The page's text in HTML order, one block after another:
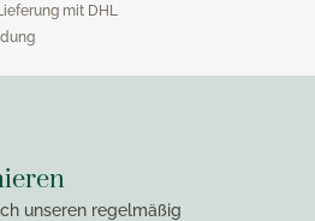
mit DHL
unseren regelmäßig